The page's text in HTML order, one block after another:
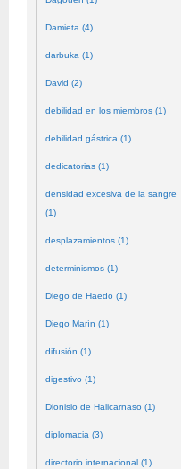
Damieta (4)
darbuka (1)
David (2)
debilidad en los miembros (1)
debilidad gástrica (1)
dedicatorias (1)
densidad excesiva de la sangre
(1)
desplazamientos (1)
determinismos (1)
Diego de Haedo (1)
Diego Marín (1)
difusión (1)
digestivo (1)
Dionisio de Halicarnaso (1)
diplomacia (3)
directorio internacional (1)